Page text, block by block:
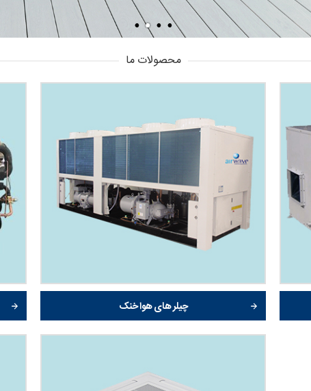
محصولات ما
چیلر های هوا خنک